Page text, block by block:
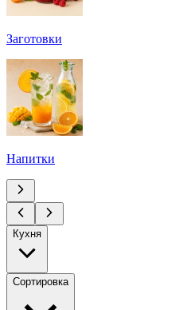
Заготовки
Напитки
Кухня
Сортировка